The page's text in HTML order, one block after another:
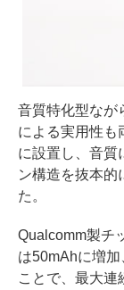
音質特化型なが
による実用性も
に設置し、音質
ン構造を抜本的
た。
Qualcomm製チ
は50mAhに増
ことで、最大連